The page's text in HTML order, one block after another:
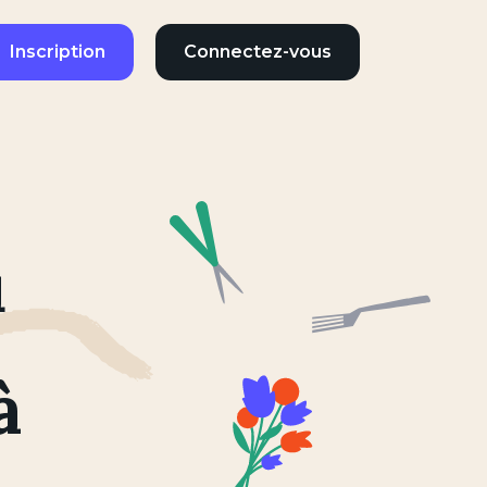
Inscription Connectez-vous